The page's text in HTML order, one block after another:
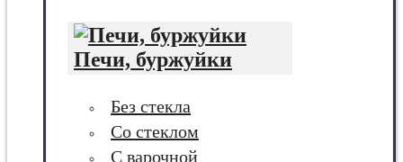
Печи, буржуйки
Без стекла
Со стеклом
С варочной